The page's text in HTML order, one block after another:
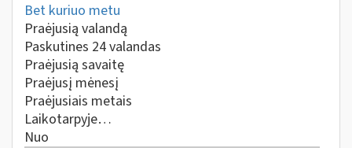
Bet kuriuo metu
Praėjusią valandą
Paskutines 24 valandas
Praėjusią savaitę
Praėjusį mėnesį
Praėjusiais metais
Laikotarpyje…
Nuo